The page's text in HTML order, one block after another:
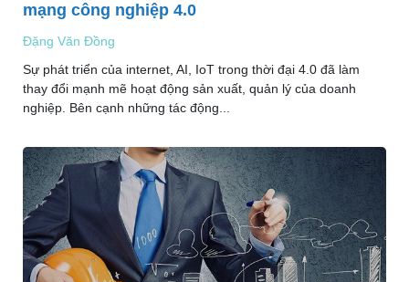
mạng công nghiệp 4.0
Đặng Văn Đồng
Sự phát triển của internet, AI, IoT trong thời đại 4.0 đã làm
thay đổi mạnh mẽ hoạt động sản xuất, quản lý của doanh
nghiệp. Bên cạnh những tác động...